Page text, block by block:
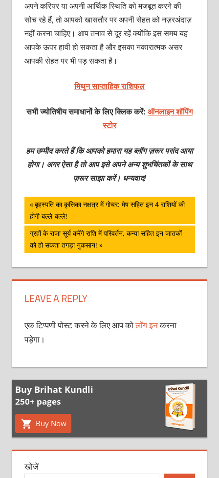
अपने करियर या अपनी आर्थिक स्थिति को मजबूत करने की
सोच रहे हैं, तो आपको खासतौर पर अपनी सेहत को नज़रअंदाज़
नहीं करना चाहिए। आप तनाव से दूर रहें क्‍योंकि इस समय यह
आपके ऊपर हावी हो सकता है और इसका नकारात्‍मक असर
आपकी सेहत पर भी पड़ सकता है।
मिथुन साप्ताहिक राशिफल
सभी ज्योतिषीय समाधानों के लिए क्लिक करें: ऑनलाइन शॉपिंग
स्टोर
हम उम्मीद करते हैं कि आपको हमारा यह ब्लॉग ज़रूर पसंद आया
होगा। अगर ऐसा है तो आप इसे अपने अन्य शुभचिंतकों के साथ
ज़रूर साझा करें। धन्यवाद!
पोस्ट
नेविगेशन
Previous
Post:
बृहस्पति का कृत्तिका नक्षत्र में गोचर: मेष सहित इन 4 राशियों की
होगी बल्ले-बल्ले!
Next
Post:
ग्रहों के राजा सूर्य करेंगे राशि में परिवर्तन, कन्या सहित इन जातकों
को हो सकता तगड़ा नुकसान!
LEAVE A REPLY
एक टिप्पणी पोस्ट करने के लिए आप कोलॉग इनकरना
पड़ेगा।
Buy Brihat Kundli
250+ pages
Buy Now
खोजें